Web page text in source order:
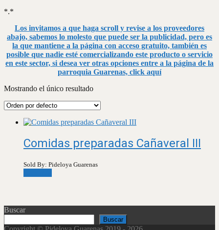
*.*
Los invitamos a que haga scroll y revise a los proveedores
abajo, sabemos lo molesto que puede ser la publicidad, pero es
la que mantiene a la página con acceso gratuito, también es
posible que nadie esté comercializando este producto o servicio
en este sector, si desea ver otras opciones entre a la página de la
parroquia Guarenas, click aquí
Mostrando el único resultado
Comidas preparadas Cañaveral III
Sold By: Pideloya Guarenas
Buscar
Buscar